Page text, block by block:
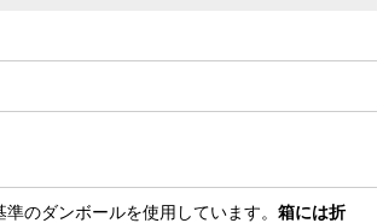
のダンボールを使用しています。 箱には折